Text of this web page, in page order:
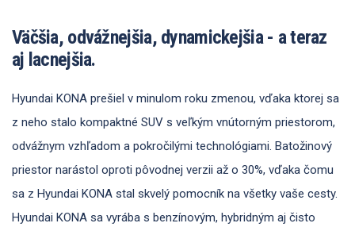
Väčšia, odvážnejšia, dynamickejšia - a teraz
aj lacnejšia.
Hyundai KONA prešiel v minulom roku zmenou, vďaka ktorej sa
z neho stalo kompaktné SUV s veľkým vnútorným priestorom,
odvážnym vzhľadom a pokročilými technológiami. Batožinový
priestor narástol oproti pôvodnej verzii až o 30%, vďaka čomu
sa z Hyundai KONA stal skvelý pomocník na všetky vaše cesty.
Hyundai KONA sa vyrába s benzínovým, hybridným aj čisto